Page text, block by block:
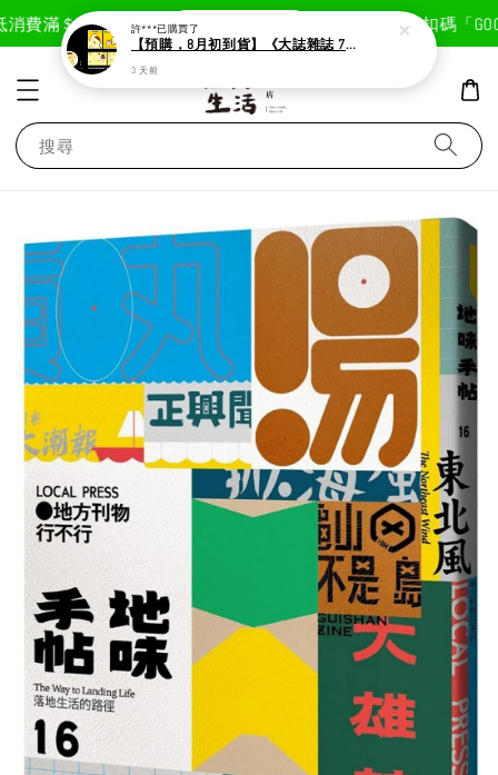
費滿＄1800免運費 現在去購物！ 首次註冊輸入折扣碼「
搜尋
許***已購買了
【預購，8月初到貨】《大誌雜誌 7月號 第 196 期》封面：布丁狗
3 天前